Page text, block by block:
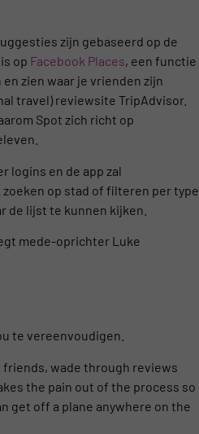
zijn gebaseerd op de
op Facebook Places, een functie
zien waar je vrienden zijn
travel) reviewsite TripAdvisor.
Spot zich richt op
logins en de app zal
op stad of filteren per type
de lijst te kunnen kijken.
mede-oprichter Luke
te vereenvoudigen.
friends, wade through reviews
the pain out of the process so
get off a plane anywhere on the